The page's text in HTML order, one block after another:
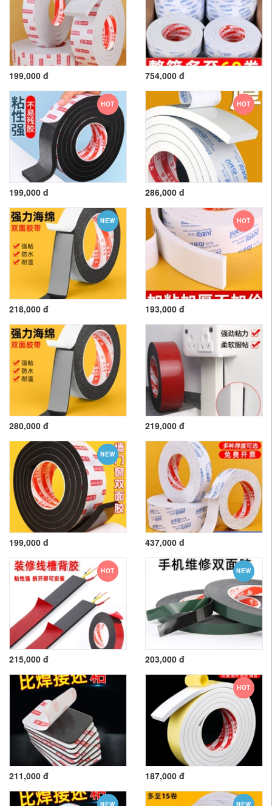
199,000 đ 754,000 đ
HOT
199,000 đ
HOT
286,000 đ
NEW
218,000 đ
HOT
193,000 đ
280,000 đ 219,000 đ
NEW
199,000 đ 437,000 đ
HOT
215,000 đ
NEW
203,000 đ
211,000 đ
HOT
187,000 đ
NEW NEW